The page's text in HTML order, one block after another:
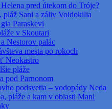
pred útekom do Tróje?
pláž Sani a záliv Voidokilia
Paraskevi
v Skoutari
Nestorov palác
mesta po rokoch
Neokastro
pláže
pod Parnonom
podsvetia – vodopády Neda
pláže a kam v oblasti Mani